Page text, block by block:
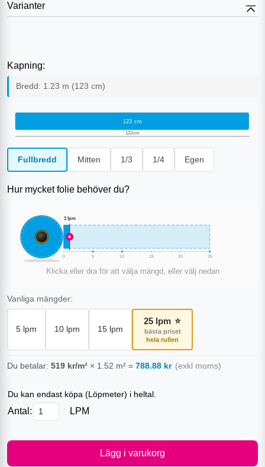
Varianter
Kapning:
Bredd: 1.23 m (123 cm)
123 cm
123cm
Fullbredd Mitten 1/3 1/4 Egen
Hur mycket folie behöver du?
1lpm
0 5 10 15 20 25
Klicka eller dra för att välja mängd, eller välj nedan
Vanliga mängder:
5 lpm 10 lpm 15 lpm
25 lpm ⭐
bästa priset
hela rullen
Du betalar: 519 kr/m² × 1.52 m² = 788.88 kr (exkl moms)
Du kan endast köpa (Löpmeter) i heltal.
Antal: LPM
Lägg i varukorg